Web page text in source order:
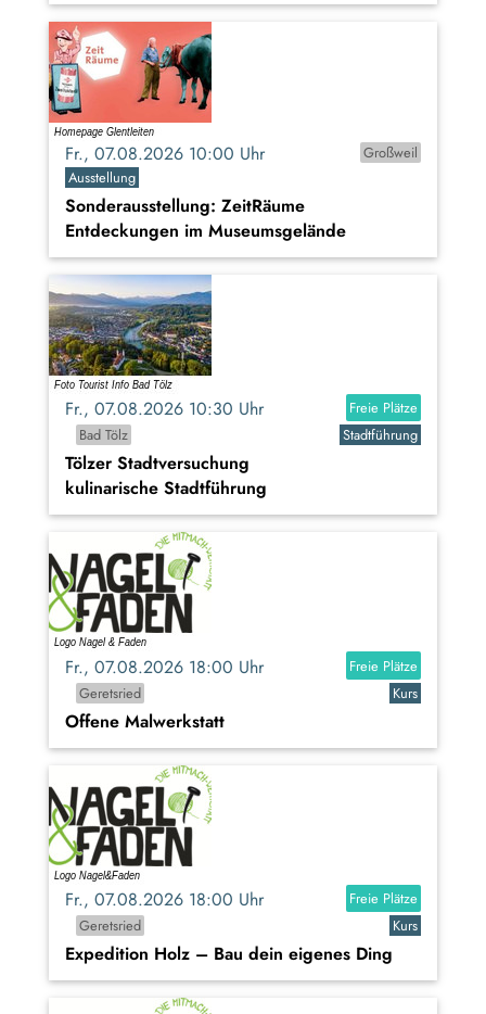
Fr., 07.08.2026 10:00 Uhr
Großweil
Ausstellung
Sonderausstellung: ZeitRäume
Entdeckungen im Museumsgelände
Fr., 07.08.2026 10:30 Uhr
Freie Plätze
Bad Tölz
Stadtführung
Tölzer Stadtversuchung
kulinarische Stadtführung
Fr., 07.08.2026 18:00 Uhr
Freie Plätze
Geretsried
Kurs
Offene Malwerkstatt
Fr., 07.08.2026 18:00 Uhr
Freie Plätze
Geretsried
Kurs
Expedition Holz – Bau dein eigenes Ding